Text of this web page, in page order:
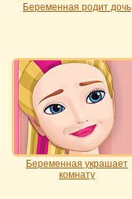
Беременная родит дочь
Беременная украшает
комнату